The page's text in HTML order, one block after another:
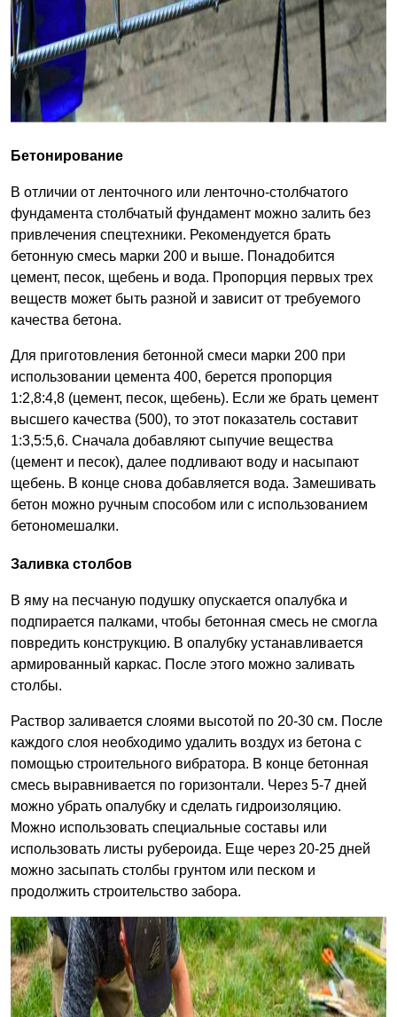
Бетонирование
В отличии от ленточного или ленточно-столбчатого
фундамента столбчатый фундамент можно залить без
привлечения спецтехники. Рекомендуется брать
бетонную смесь марки 200 и выше. Понадобится
цемент, песок, щебень и вода. Пропорция первых трех
веществ может быть разной и зависит от требуемого
качества бетона.
Для приготовления бетонной смеси марки 200 при
использовании цемента 400, берется пропорция
1:2,8:4,8 (цемент, песок, щебень). Если же брать цемент
высшего качества (500), то этот показатель составит
1:3,5:5,6. Сначала добавляют сыпучие вещества
(цемент и песок), далее подливают воду и насыпают
щебень. В конце снова добавляется вода. Замешивать
бетон можно ручным способом или с использованием
бетономешалки.
Заливка столбов
В яму на песчаную подушку опускается опалубка и
подпирается палками, чтобы бетонная смесь не смогла
повредить конструкцию. В опалубку устанавливается
армированный каркас. После этого можно заливать
столбы.
Раствор заливается слоями высотой по 20-30 см. После
каждого слоя необходимо удалить воздух из бетона с
помощью строительного вибратора. В конце бетонная
смесь выравнивается по горизонтали. Через 5-7 дней
можно убрать опалубку и сделать гидроизоляцию.
Можно использовать специальные составы или
использовать листы рубероида. Еще через 20-25 дней
можно засыпать столбы грунтом или песком и
продолжить строительство забора.